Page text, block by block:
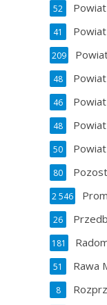
52
41
209
48
46
48
50
80
2 546
26
181
Rawa
51
8